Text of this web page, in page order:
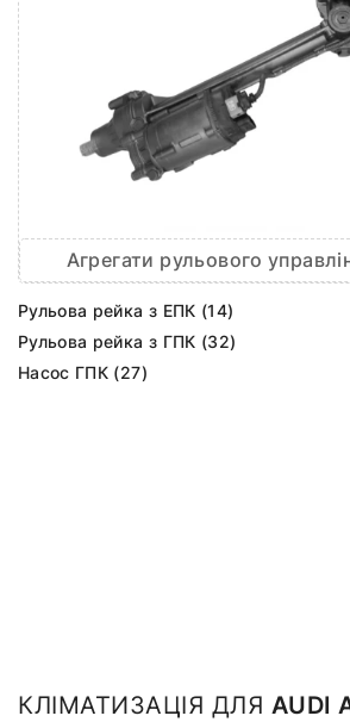
Агрегати рульового
Рульова рейка з ЕПК (14)
Рульова рейка з ГПК (32)
Насос ГПК (27)
КЛІМАТИЗАЦІЯ ДЛЯ AUDI